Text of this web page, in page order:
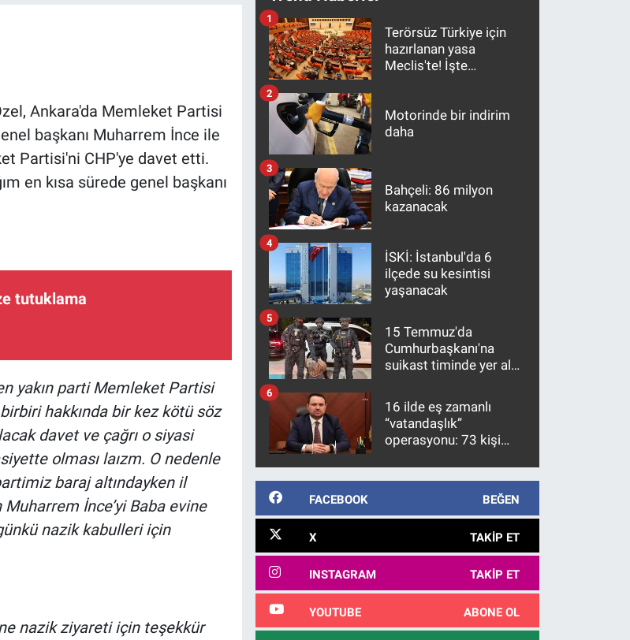
Ankara'da Memleket Partisi
başkanı Muharrem İnce ile
Partisi'ni CHP'ye davet etti.
en kısa sürede genel başkanı
tutuklama
yakın parti Memleket Partisi
hakkında bir kez kötü söz
davet ve çağrı o siyasi
olması laızm. O nedenle
baraj altındayken il
Muharrem İnce’yi Baba evine
nazik kabulleri için
nazik ziyareti için teşekkür
Terörsüz Türkiye için
hazırlanan yasa
Meclis'te! İşte
1
Motorinde bir indirim
daha
2
Bahçeli: 86 milyon
kazanacak
3
İSKİ: İstanbul'da 6
ilçede su kesintisi
yaşanacak
4
15 Temmuz'da
Cumhurbaşkanı'na
suikast timinde yer alan
10 yıl sonra yakalandı
5
16 ilde eş zamanlı
“vatandaşlık”
operasyonu: 73 kişi
6
FACEBOOK BEĞEN
X TAKIP ET
INSTAGRAM TAKIP ET
YOUTUBE ABONE OL